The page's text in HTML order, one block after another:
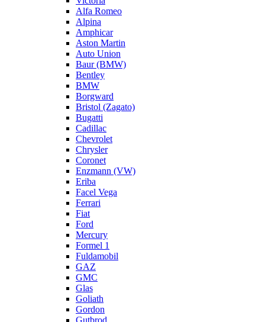
Alfa Romeo
Alpina
Amphicar
Aston Martin
Auto Union
Baur (BMW)
Bentley
BMW
Borgward
Bristol (Zagato)
Bugatti
Cadillac
Chevrolet
Chrysler
Coronet
Enzmann (VW)
Eriba
Facel Vega
Ferrari
Fiat
Ford
Mercury
Formel 1
Fuldamobil
GAZ
GMC
Glas
Goliath
Gordon
Gutbrod